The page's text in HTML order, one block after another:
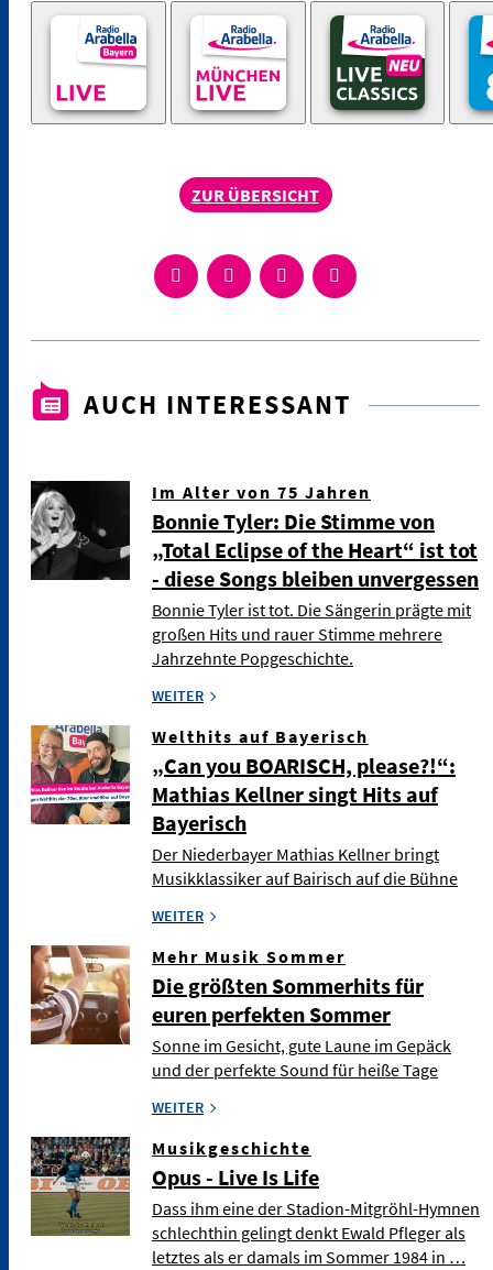
ZUR ÜBERSICHT
AUCH INTERESSANT
Im Alter von 75 Jahren
Bonnie Tyler: Die Stimme von
„Total Eclipse of the Heart“ ist tot
- diese Songs bleiben unvergessen
Bonnie Tyler ist tot. Die Sängerin prägte mit
großen Hits und rauer Stimme mehrere
Jahrzehnte Popgeschichte.
WEITER
Welthits auf Bayerisch
„Can you BOARISCH, please?!“:
Mathias Kellner singt Hits auf
Bayerisch
Der Niederbayer Mathias Kellner bringt
Musikklassiker auf Bairisch auf die Bühne
WEITER
Mehr Musik Sommer
Die größten Sommerhits für
euren perfekten Sommer
Sonne im Gesicht, gute Laune im Gepäck
und der perfekte Sound für heiße Tage
WEITER
Musikgeschichte
Opus - Live Is Life
Dass ihm eine der Stadion-Mitgröhl-Hymnen
schlechthin gelingt denkt Ewald Pfleger als
letztes als er damals im Sommer 1984 in …